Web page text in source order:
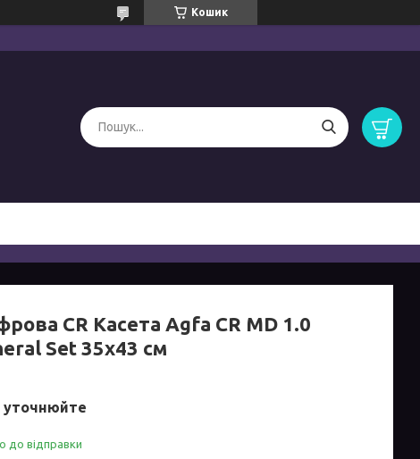
Кошик
CR Касета Agfa CR MD 1.0
Set 35x43 см
уточнюйте
до відправки